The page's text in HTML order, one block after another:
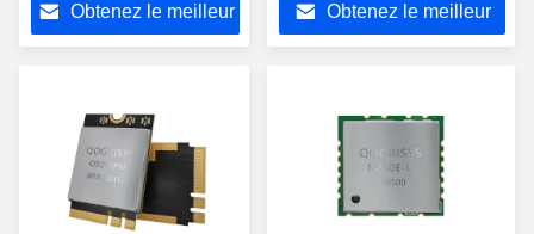
wifi6 6252C-PUB
Obtenez le meilleur
Mbps 1T1R USB avec
prise en charge Bluetooth
Obtenez le meilleur